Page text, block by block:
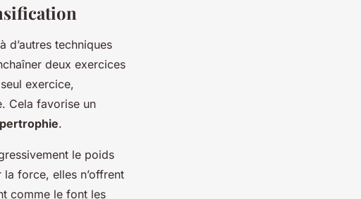
d’autres techniques
deux exercices
exercice,
Cela favorise un
.
le poids
force, elles n’offrent
comme le font les